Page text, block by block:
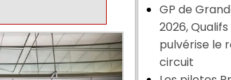
GP de
2026,
pulvérise le
circuit